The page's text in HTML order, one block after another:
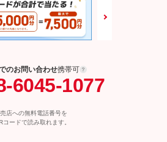
のお問い合わせ携帯可
6045-1077
店への無料電話番号を
コードで読み取れます。